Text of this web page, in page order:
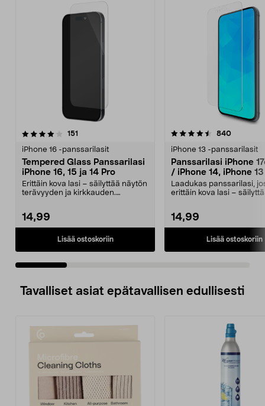
151
iPhone 16 -panssarilasit
Tempered Glass Panssarilasi
iPhone 16, 15 ja 14 Pro
Erittäin kova lasi – säilyttää näytön
terävyyden ja kirkkauden.
14,99
Lisää ostoskoriin
4.5 viidestä
840arvostelut
iPhone 13 -panssarilasit
Panssarilasi iPhone
/ iPhone 14, iPhone
Pro, Tempered Glass
Laadukas panssarilasi,
erittäin kova lasi –
14,99
Lisää ostoskoriin
3.5 viidestä
Tavalliset asiat epätavallisen edullisesti